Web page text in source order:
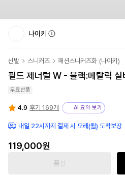
나이키
신발 스니커즈 패션스니커즈화 (나이키)
필드 제너럴 W - 블랙:메탈릭
무료반품
4.9 후기 169개 AI 요약 보기
내일 22시까지 결제 시 모레(월) 도착보장
119,000원
품절